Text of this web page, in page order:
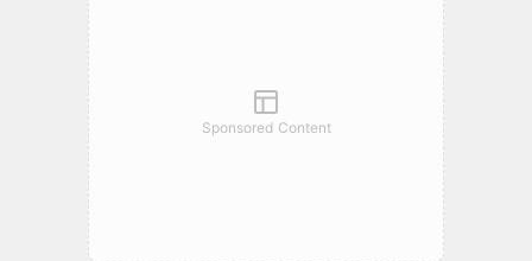
Sponsored Content